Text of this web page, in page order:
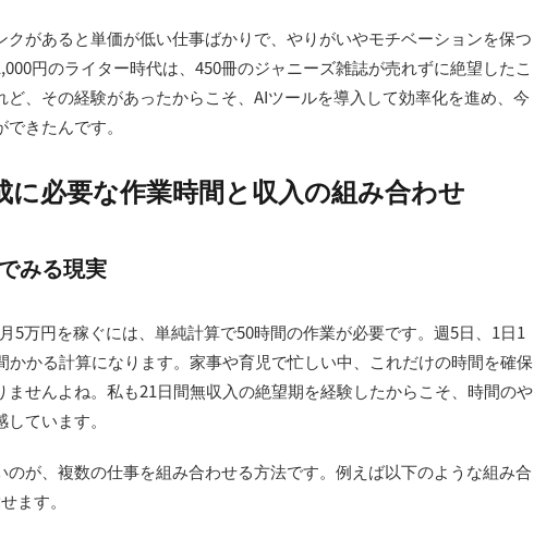
クがあると単価が低い仕事ばかりで、やりがいやモチベーションを保つ
円のライター時代は、450冊のジャニーズ雑誌が売れずに絶望したこ
ど、その経験があったからこそ、AIツールを導入して効率化を進め、今
きたんです。
に必要な作業時間と収入の組み合わせ
みる現実
5万円を稼ぐには、単純計算で50時間の作業が必要です。週5日、1日1
かかる計算になります。家事や育児で忙しい中、これだけの時間を確保
ませんよね。私も21日間無収入の絶望期を経験したからこそ、時間のや
ています。
のが、複数の仕事を組み合わせる方法です。例えば以下のような組み合
ます。